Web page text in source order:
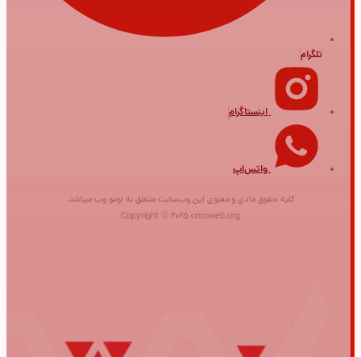
تلگرام
اینستاگرام
واتس‌اپ
کلیه حقوق مادی و معنوی این وب‌سایت متعلق به اومو وب میباشد.
Copyright © 2025 omoweb.org